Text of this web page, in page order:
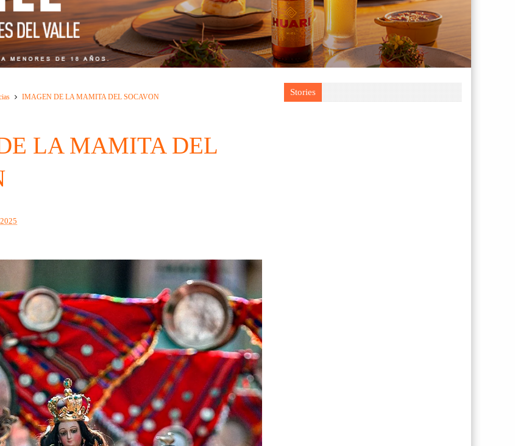
IMAGEN DE LA MAMITA DEL SOCAVON
LA MAMITA DEL
Stories